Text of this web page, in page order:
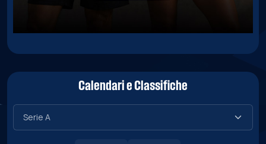
Calendari e Classifiche